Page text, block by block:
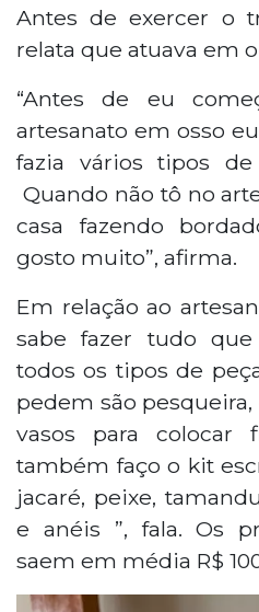
Antes de exercer o
relata que atuava em
“Antes de eu
artesanato em osso
fazia vários tipos
Quando não tô no
casa fazendo
gosto muito”, afirma.
Em relação ao
sabe fazer tudo
todos os tipos de
pedem são
vasos para colocar
também faço o kit
jacaré, peixe,
e anéis ”, fala. Os
saem em média R$